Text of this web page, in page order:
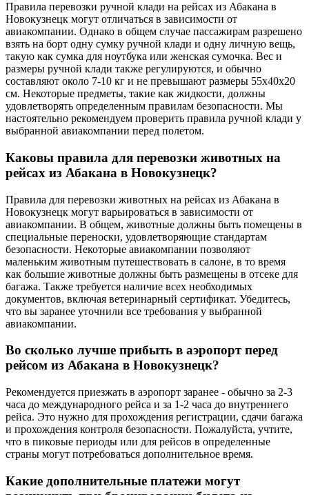
Правила перевозки ручной клади на рейсах из Абакана в
Новокузнецк могут отличаться в зависимости от
авиакомпании. Однако в общем случае пассажирам разрешено
взять на борт одну сумку ручной клади и одну личную вещь,
такую как сумка для ноутбука или женская сумочка. Вес и
размеры ручной клади также регулируются, и обычно
составляют около 7-10 кг и не превышают размеры 55x40x20
см. Некоторые предметы, такие как жидкости, должны
удовлетворять определенным правилам безопасности. Мы
настоятельно рекомендуем проверить правила ручной клади у
выбранной авиакомпании перед полетом.
Каковы правила для перевозки животных на
рейсах из Абакана в Новокузнецк?
Правила для перевозки животных на рейсах из Абакана в
Новокузнецк могут варьироваться в зависимости от
авиакомпании. В общем, животные должны быть помещены в
специальные переноски, удовлетворяющие стандартам
безопасности. Некоторые авиакомпании позволяют
маленьким животным путешествовать в салоне, в то время
как большие животные должны быть размещены в отсеке для
багажа. Также требуется наличие всех необходимых
документов, включая ветеринарный сертификат. Убедитесь,
что вы заранее уточнили все требования у выбранной
авиакомпании.
Во сколько лучше прибыть в аэропорт перед
рейсом из Абакана в Новокузнецк?
Рекомендуется приезжать в аэропорт заранее - обычно за 2-3
часа до международного рейса и за 1-2 часа до внутреннего
рейса. Это нужно для прохождения регистрации, сдачи багажа
и прохождения контроля безопасности. Пожалуйста, учтите,
что в пиковые периоды или для рейсов в определенные
страны могут потребоваться дополнительное время.
Какие дополнительные платежи могут